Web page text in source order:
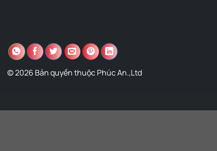
© 2026 Bản quyền thuộc Phúc An.,Ltd